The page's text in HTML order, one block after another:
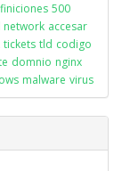
500
network accesar
tickets tld codigo
domnio nginx
malware virus